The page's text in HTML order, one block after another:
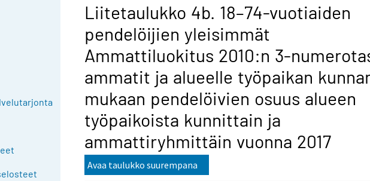
Liitetaulukko 4b. 18–74-vuotiaiden
pendelöijien yleisimmät
Ammattiluokitus 2010:n 3-
ammatit ja alueelle työpaikan
mukaan pendelöivien osuus alueen
työpaikoista kunnittain ja
ammattiryhmittäin vuonna 2017
Avaa taulukko suurempana